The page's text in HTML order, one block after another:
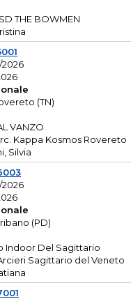
THE BOWMEN
2026
(TN)
VANZO
Kappa Kosmos Rovereto
Silvia
2026
(PD)
Indoor Del Sagittario
Sagittario del Veneto